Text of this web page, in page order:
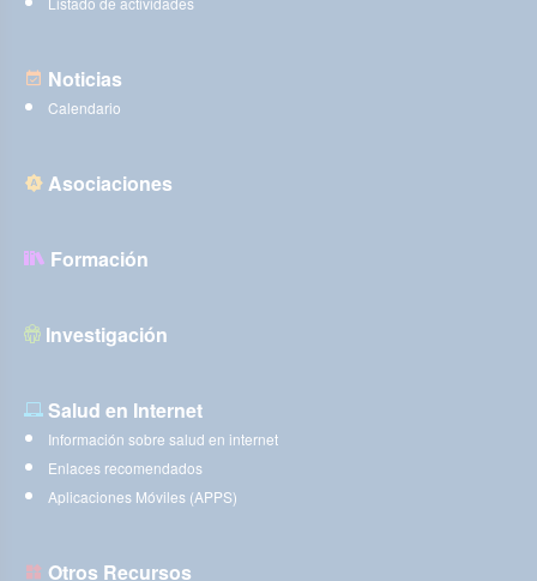
Noticias
Calendario
Asociaciones
Formación
Investigación
Salud en Internet
Información sobre salud en internet
Enlaces recomendados
Aplicaciones Móviles (APPS)
Otros Recursos